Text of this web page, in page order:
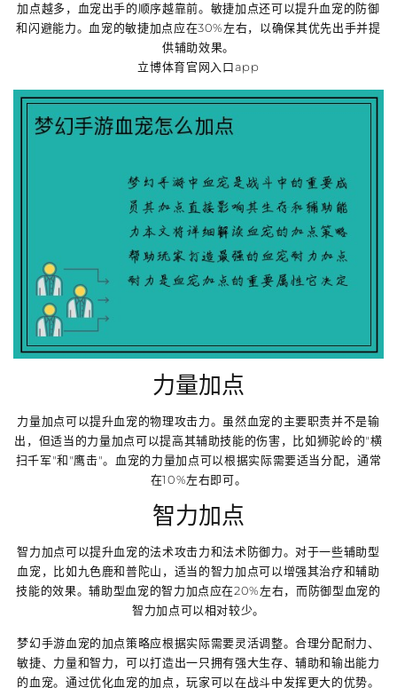
加点越多，血宠出手的顺序越靠前。敏捷加点还可以提升血宠的防御
和闪避能力。血宠的敏捷加点应在30%左右，以确保其优先出手并提
供辅助效果。
立博体育官网入口app
力量加点
力量加点可以提升血宠的物理攻击力。虽然血宠的主要职责并不是输
出，但适当的力量加点可以提高其辅助技能的伤害，比如狮驼岭的"横
扫千军"和"鹰击"。血宠的力量加点可以根据实际需要适当分配，通常
在10%左右即可。
智力加点
智力加点可以提升血宠的法术攻击力和法术防御力。对于一些辅助型
血宠，比如九色鹿和普陀山，适当的智力加点可以增强其治疗和辅助
技能的效果。辅助型血宠的智力加点应在20%左右，而防御型血宠的
智力加点可以相对较少。
梦幻手游血宠的加点策略应根据实际需要灵活调整。合理分配耐力、
敏捷、力量和智力，可以打造出一只拥有强大生存、辅助和输出能力
的血宠。通过优化血宠的加点，玩家可以在战斗中发挥更大的优势。